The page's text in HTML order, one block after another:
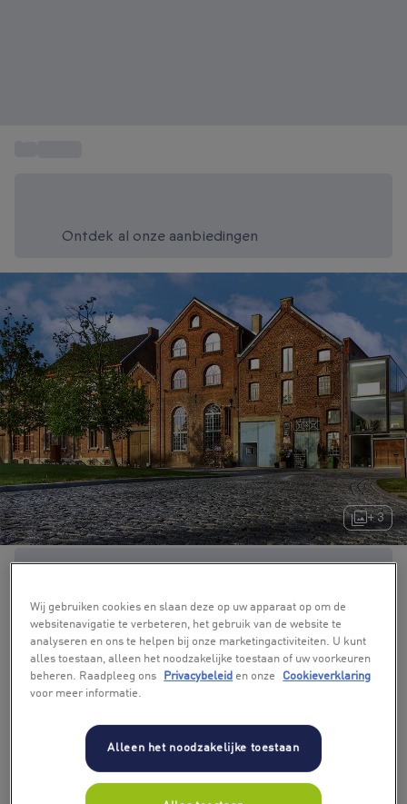
Ontdek al onze aanbiedingen
+ 3
Wij gebruiken cookies en slaan deze op uw apparaat op om de
websitenavigatie te verbeteren, het gebruik van de website te
analyseren en ons te helpen bij onze marketingactiviteiten. U kunt
alles toestaan, alleen het noodzakelijke toestaan of uw voorkeuren
beheren. Raadpleeg ons
Privacybeleid en onze
Cookieverklaring
voor meer informatie.
Alleen het noodzakelijke toestaan